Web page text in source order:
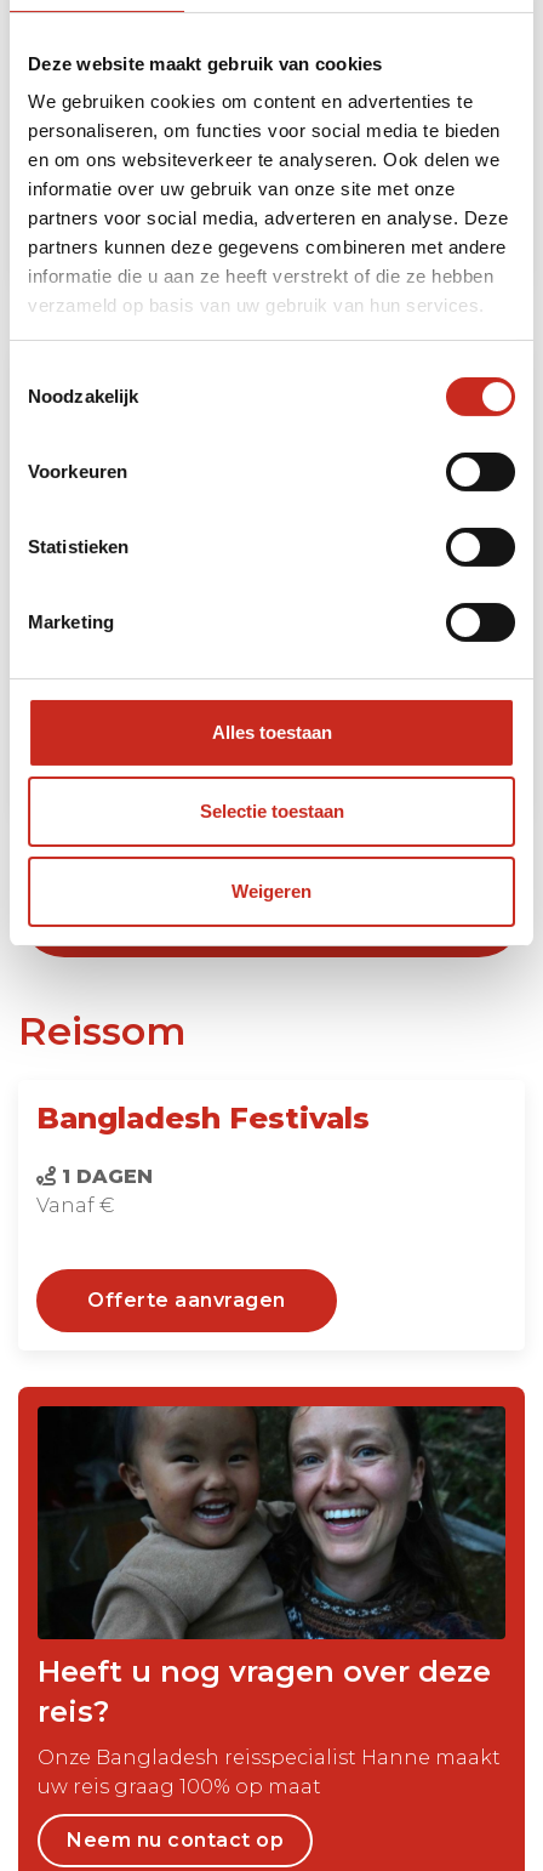
Deze website maakt gebruik van cookies
We gebruiken cookies om content en advertenties te
personaliseren, om functies voor social media te bieden
en om ons websiteverkeer te analyseren. Ook delen we
informatie over uw gebruik van onze site met onze
partners voor social media, adverteren en analyse. Deze
partners kunnen deze gegevens combineren met andere
informatie die u aan ze heeft verstrekt of die ze hebben
verzameld op basis van uw gebruik van hun services.
Noodzakelijk
Voorkeuren
Statistieken
Marketing
Alles toestaan
Selectie toestaan
Weigeren
5 dagen
vanaf €885 per persoon
Lees meer
Noordwest Bangladesh reis
vanaf €925 per persoon
Lees meer
Bekijk al onze Bangladesh
bouwstenen
Reissom
Bangladesh Festivals
1 DAGEN
Vanaf €
Offerte aanvragen
Heeft u nog vragen over deze
reis?
Onze Bangladesh reisspecialist Hanne maakt
uw reis graag 100% op maat
Neem nu contact op